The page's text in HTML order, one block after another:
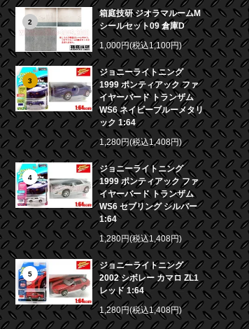
2
箱庭技研 ジオラマルームM
シールセット09 倉庫D
1,000円(税込1,100円)
3
ジョニーライトニング
1999 ポンティアック ファ
イヤーバード トランザム
WS6 ネイビーブルーメタリ
ック 1:64
1,280円(税込1,408円)
4
ジョニーライトニング
1999 ポンティアック ファ
イヤーバード トランザム
WS6 セブリング シルバー
1:64
1,280円(税込1,408円)
5
ジョニーライトニング
2002 シボレー カマロ ZL1
レッド 1:64
1,280円(税込1,408円)